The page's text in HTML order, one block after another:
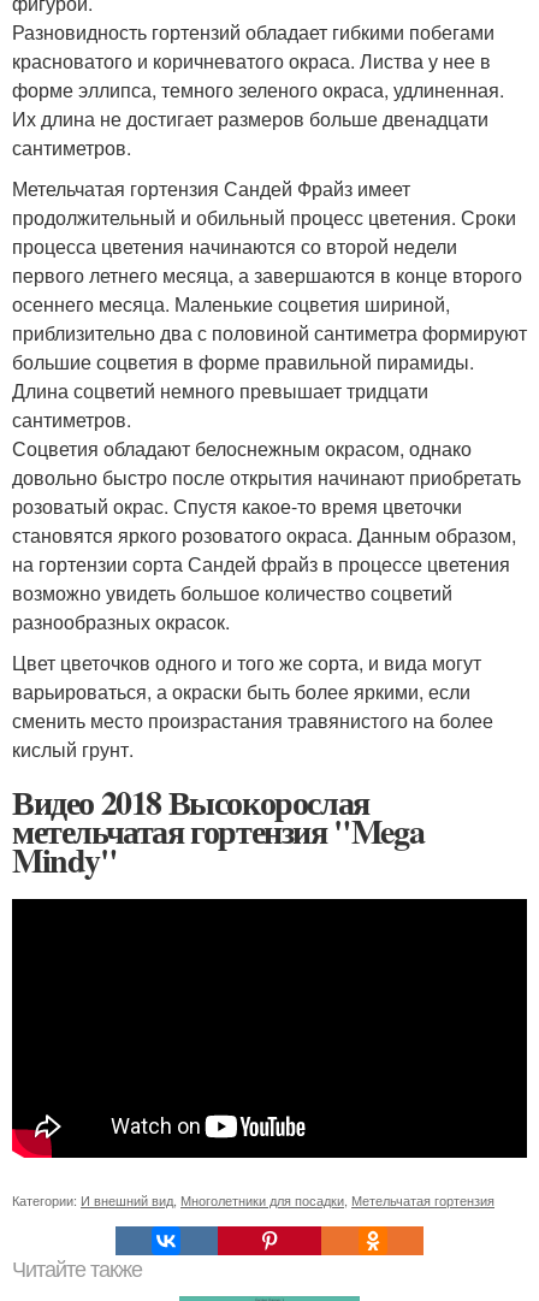
Разновидность гортензий обладает гибкими побегами
красноватого и коричневатого окраса. Листва у нее в
форме эллипса, темного зеленого окраса, удлиненная.
Их длина не достигает размеров больше двенадцати
сантиметров.
Метельчатая гортензия Сандей Фрайз имеет
продолжительный и обильный процесс цветения. Сроки
процесса цветения начинаются со второй недели
первого летнего месяца, а завершаются в конце второго
осеннего месяца. Маленькие соцветия шириной,
приблизительно два с половиной сантиметра формируют
большие соцветия в форме правильной пирамиды.
Длина соцветий немного превышает тридцати
сантиметров.
Соцветия обладают белоснежным окрасом, однако
довольно быстро после открытия начинают приобретать
розоватый окрас. Спустя какое-то время цветочки
становятся яркого розоватого окраса. Данным образом,
на гортензии сорта Сандей фрайз в процессе цветения
возможно увидеть большое количество соцветий
разнообразных окрасок.
Цвет цветочков одного и того же сорта, и вида могут
варьироваться, а окраски быть более яркими, если
сменить место произрастания травянистого на более
кислый грунт.
Видео 2018 Высокорослая
метельчатая гортензия "Mega
Mindy"
Категории: И внешний вид Многолетники для посадки Метельчатая гортензия
Читайте также